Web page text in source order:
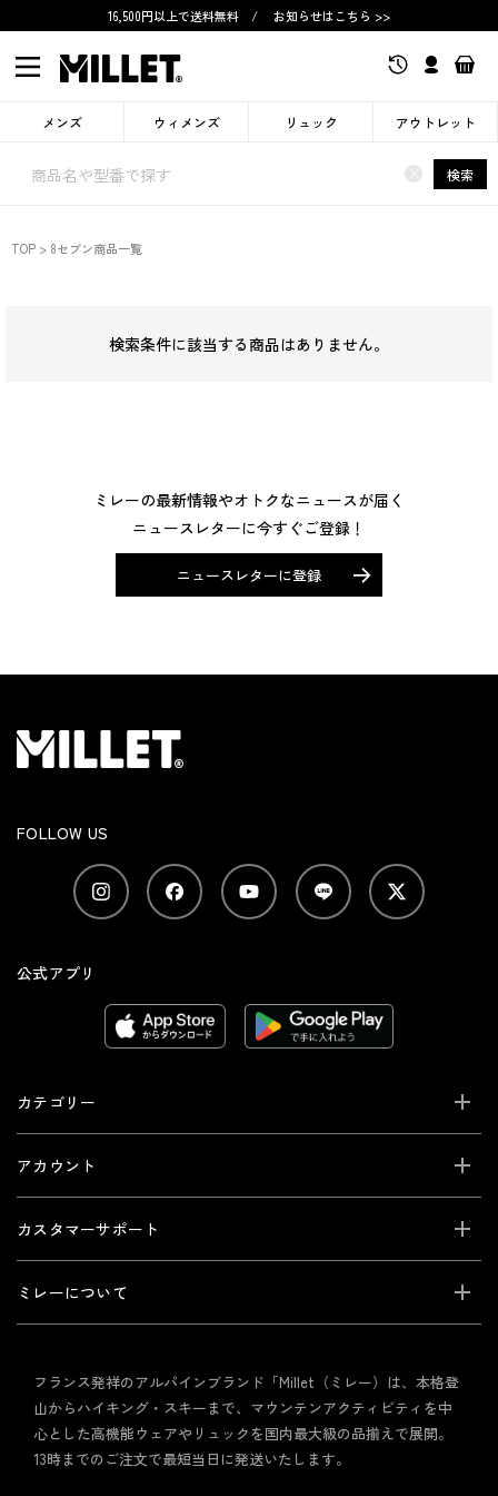
16,500円以上で送料無料 / お知らせはこちら >>
メンズ ウィメンズ リュック アウトレット
× 検索
TOP 8セブン商品一覧
検索条件に該当する商品はありません。
ミレーの最新情報やオトクなニュースが届く
ニュースレターに今すぐご登録！
ニュースレターに登録
FOLLOW US
公式アプリ
カテゴリー
アカウント
カスタマーサポート
ミレーについて
フランス発祥のアルパインブランド「Millet（ミレー）は、本格登
山からハイキング・スキーまで、マウンテンアクティビティを中
心とした高機能ウェアやリュックを国内最大級の品揃えで展開。
13時までのご注文で最短当日に発送いたします。